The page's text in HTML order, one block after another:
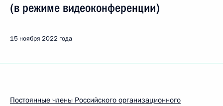
(в режиме видеоконференции)
15 ноября 2022 года
Постоянные члены Российского организационного